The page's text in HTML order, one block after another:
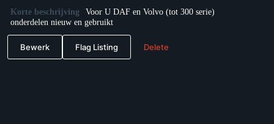
Korte beschrijving
Voor U DAF en Volvo (tot 300 serie)
onderdelen nieuw en gebruikt
Bewerk Flag Listing Delete